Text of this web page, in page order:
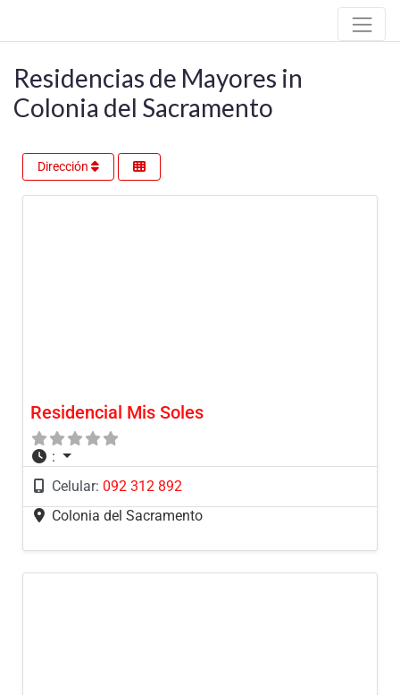
Residencias de Mayores in
Colonia del Sacramento
Dirección
Residencial Mis Soles
:
Celular: 092 312 892
Colonia del Sacramento